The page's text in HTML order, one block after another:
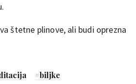
štetne plinove, ali budi oprezna
#biljke